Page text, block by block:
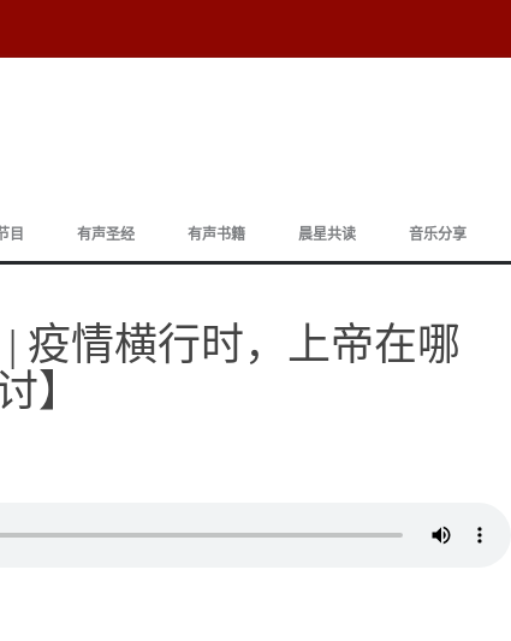
至
文
目 有声圣经 有声书籍 晨星共读 音乐分享
疫情横行时，上帝在哪
】